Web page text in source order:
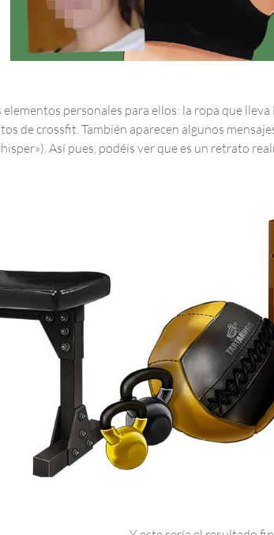
personales para ellos: la ropa que
de crossfit. También aparecen algunos
Así pues, podéis ver que es un retrato